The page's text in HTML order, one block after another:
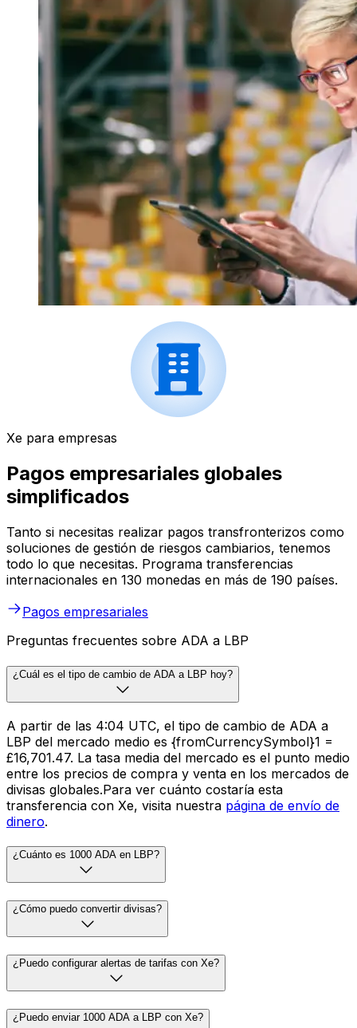
Xe para empresas
Pagos empresariales globales
simplificados
Tanto si necesitas realizar pagos transfronterizos como
soluciones de gestión de riesgos cambiarios, tenemos
todo lo que necesitas. Programa transferencias
internacionales en 130 monedas en más de 190 países.
Pagos empresariales
Preguntas frecuentes sobre ADA a LBP
¿Cuál es el tipo de cambio de ADA a LBP hoy?
A partir de las 4:04 UTC, el tipo de cambio de ADA a
LBP del mercado medio es {fromCurrencySymbol}1 =
£16,701.47. La tasa media del mercado es el punto medio
entre los precios de compra y venta en los mercados de
divisas globales.Para ver cuánto costaría esta
transferencia con Xe, visita nuestra página de envío de
dinero.
¿Cuánto es 1000 ADA en LBP?
¿Cómo puedo convertir divisas?
¿Puedo configurar alertas de tarifas con Xe?
¿Puedo enviar 1000 ADA a LBP con Xe?